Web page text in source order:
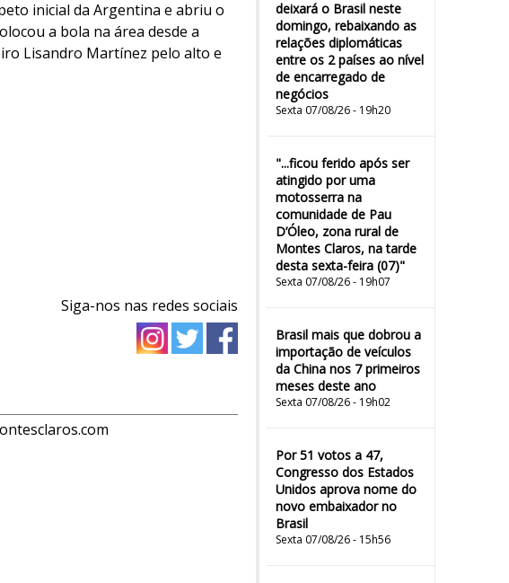
deixará o Brasil neste
domingo, rebaixando as
relações diplomáticas
entre os 2 países ao nível
de encarregado de
negócios
Sexta 07/08/26 - 19h20
"...ficou ferido após ser
atingido por uma
motosserra na
comunidade de Pau
D’Óleo, zona rural de
Montes Claros, na tarde
desta sexta-feira (07)"
Sexta 07/08/26 - 19h07
Brasil mais que dobrou a
importação de veículos
da China nos 7 primeiros
meses deste ano
Sexta 07/08/26 - 19h02
Por 51 votos a 47,
Congresso dos Estados
Unidos aprova nome do
novo embaixador no
Brasil
Sexta 07/08/26 - 15h56
inicial da Argentina e abriu o
a bola na área desde a
Lisandro Martínez pelo alto e
Siga-nos nas redes sociais